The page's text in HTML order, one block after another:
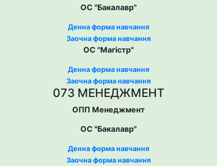
ОС "Бакалавр"
Денна форма навчання
Заочна форма навчання
ОС "Магістр"
Денна форма навчання
Заочна форма навчання
073 МЕНЕДЖМЕНТ
ОПП Менеджмент
ОС "Бакалавр"
Денна форма навчання
Заочна форма навчання